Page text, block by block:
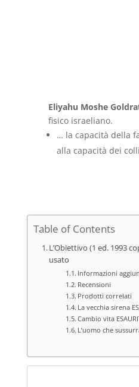
Eliyahu Moshe
fisico israeliano.
… la capacità della
alla capacità dei
Table of Contents
L’Obiettivo (1 ed. 1993
usato
Informazioni
Recensioni
Prodotti correlati
La vecchia sirena
Cambio vita
L’uomo che